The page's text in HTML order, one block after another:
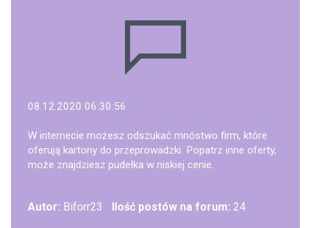
08.12.2020 06:30:56
W internecie możesz odszukać mnóstwo firm, które
oferują kartony do przeprowadzki. Popatrz inne oferty,
może znajdziesz pudełka w niskiej cenie.
Autor: Biforr23 Ilość postów na forum: 24